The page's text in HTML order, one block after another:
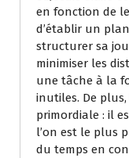
en fonction de
d’établir un
structurer sa
minimiser les
une tâche à la
inutiles. De
primordiale : il
l’on est le plus
du temps en